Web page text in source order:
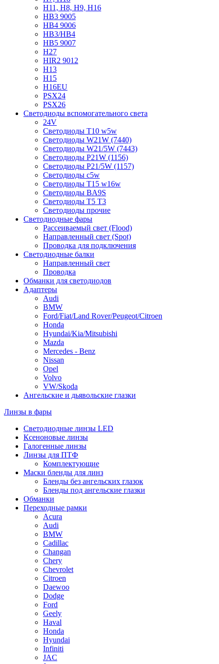
H11, H8, H9, H16
HB3 9005
HB4 9006
HB3/HB4
HB5 9007
H27
HIR2 9012
H13
H15
H16EU
PSX24
PSX26
Светодиоды вспомогательного света
24V
Светодиоды T10 w5w
Светодиоды W21W (7440)
Светодиоды W21/5W (7443)
Светодиоды P21W (1156)
Светодиоды P21/5W (1157)
Светодиоды c5w
Светодиоды T15 w16w
Светодиоды BA9S
Светодиоды T5 T3
Светодиоды прочие
Светодиодные фары
Рассеиваемый свет (Flood)
Направленный свет (Spot)
Проводка для подключения
Светодиодные балки
Направленный свет
Проводка
Обманки для светодиодов
Адаптеры
Audi
BMW
Ford/Fiat/Land Rover/Peugeot/Citroen
Honda
Hyundai/Kia/Mitsubishi
Mazda
Mercedes - Benz
Nissan
Opel
Volvo
VW/Skoda
Ангельские и дьявольские глазки
Линзы в фары
Светодиодные линзы LED
Ксеноновые линзы
Галогенные линзы
Линзы для ПТФ
Комплектующие
Маски бленды для линз
Бленды без ангельских глазок
Бленды под ангельские глазки
Обманки
Переходные рамки
Acura
Audi
BMW
Cadillac
Changan
Chery
Chevrolet
Citroen
Daewoo
Dodge
Ford
Geely
Haval
Honda
Hyundai
Infiniti
JAC